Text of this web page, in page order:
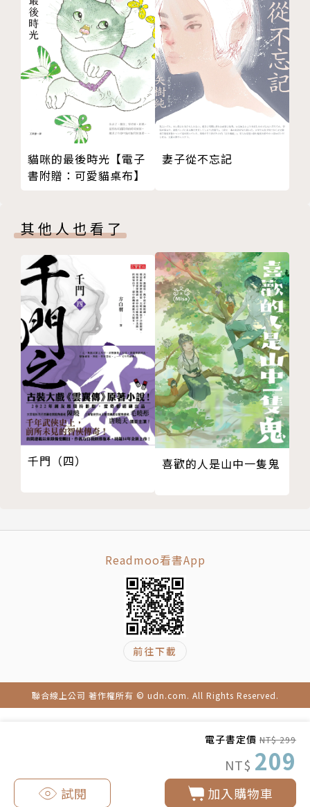
電子書定價 NT$ 299
NT$ 209
加入購物車
試閱
葛林擅長機鋒銳利的對話及血脈賁張的動作戲，主要作
品包括科幻背景的冒險小說Deathstalker系列，以及
創意十足的奇幻冒險系列Hawk & Fisher等等。夜城系
列（The Nightside series）是他最新的系列作品，
結合了冷硬推理和都會奇幻的元素，創下新的口碑與佳
績。本系列預計六部完結，每一本的故事/案件獨立，
已有好萊塢編劇與派拉蒙洽談電影版權事宜。《編年史
雜誌》 (Chronicle)讚揚他的這套書「成功地突破了當
代主流的中世紀奇幻風格。」「書籍瀏覽人網站」 (B
作品。
譯者簡介
戚建邦
畢業於東吳大學英文系，長年投入文字創作，接觸過的
工作都跟爬格子有關。目前身分為自由作家兼小說譯
者。著有《恐龍歷險記》、《恐怖風暴》、《那就愛
唄》、《戀光明》系列、《她們與我的愛情》等小說
，外加一大堆電腦主機板使用說明書，譯作有《無盡的
任務：盜賊傳奇》。
貓咪的最後時光【電子
書附贈：可愛貓桌布】
妻子從不忘記
其他人也看了
千門（四） 喜歡的人是山中一隻鬼
Readmoo看書App
前往下載
聯合線上公司 著作權所有 © udn.com. All Rights Reserved.